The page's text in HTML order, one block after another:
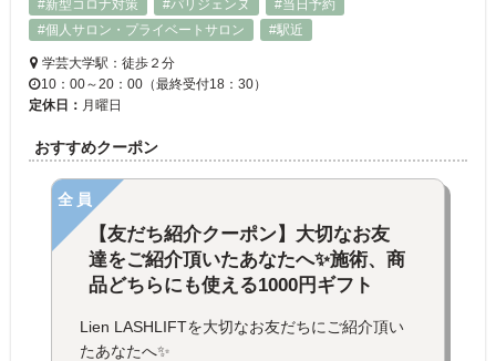
#新型コロナ対策 #パリジェンヌ
#当日予約
#個人サロン・プライベートサロン
#駅近
学芸大学駅：徒歩２分
10：00～20：00（最終受付18：30）
定休日： 月曜日
おすすめクーポン
全員
【友だち紹介クーポン】大切なお友
達をご紹介頂いたあなたへ✨施術、商
品どちらにも使える1000円ギフト
Lien LASHLIFTを大切なお友だちにご紹介頂い
たあなたへ✨